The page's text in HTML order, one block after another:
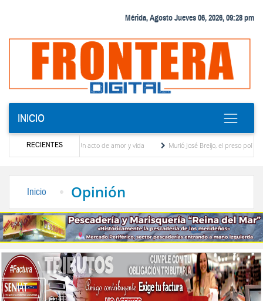
Mérida, Agosto Jueves 06, 2026, 09:28 pm
INICIO
RECIENTES
materna: Un acto de amor y vida
Murió José Breijo, el preso político uruguayo-
Inicio Opinión